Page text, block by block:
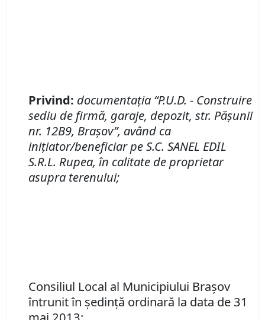
Privind: documentaţia “P.U.D. - Construire
sediu de firmă, garaje, depozit, str. Păşunii
nr. 12B9, Braşov”, având ca
iniţiator/beneficiar pe S.C. SANEL EDIL
S.R.L. Rupea, în calitate de proprietar
asupra terenului;
Consiliul Local al Municipiului Braşov
întrunit în şedinţă ordinară la data de 31